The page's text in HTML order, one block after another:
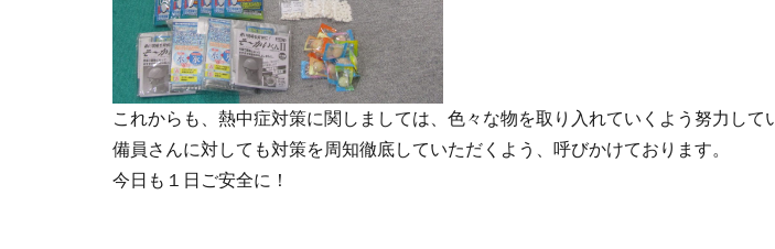
これからも、熱中症対策に関しましては、色々な物を取り入れていくよう努力して
備員さんに対しても対策を周知徹底していただくよう、呼びかけております。
今日も１日ご安全に！